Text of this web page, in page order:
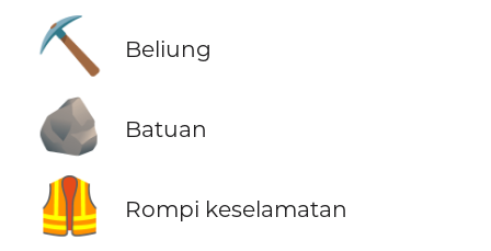
⛏️ Beliung
🪨 Batuan
🦺 Rompi keselamatan